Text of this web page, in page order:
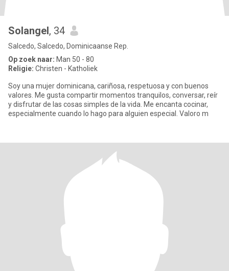
Solangel, 34
Salcedo, Salcedo, Dominicaanse Rep.
Op zoek naar: Man 50 - 80
Religie: Christen - Katholiek
Soy una mujer dominicana, cariñosa, respetuosa y con buenos
valores. Me gusta compartir momentos tranquilos, conversar, reír
y disfrutar de las cosas simples de la vida. Me encanta cocinar,
especialmente cuando lo hago para alguien especial. Valoro m